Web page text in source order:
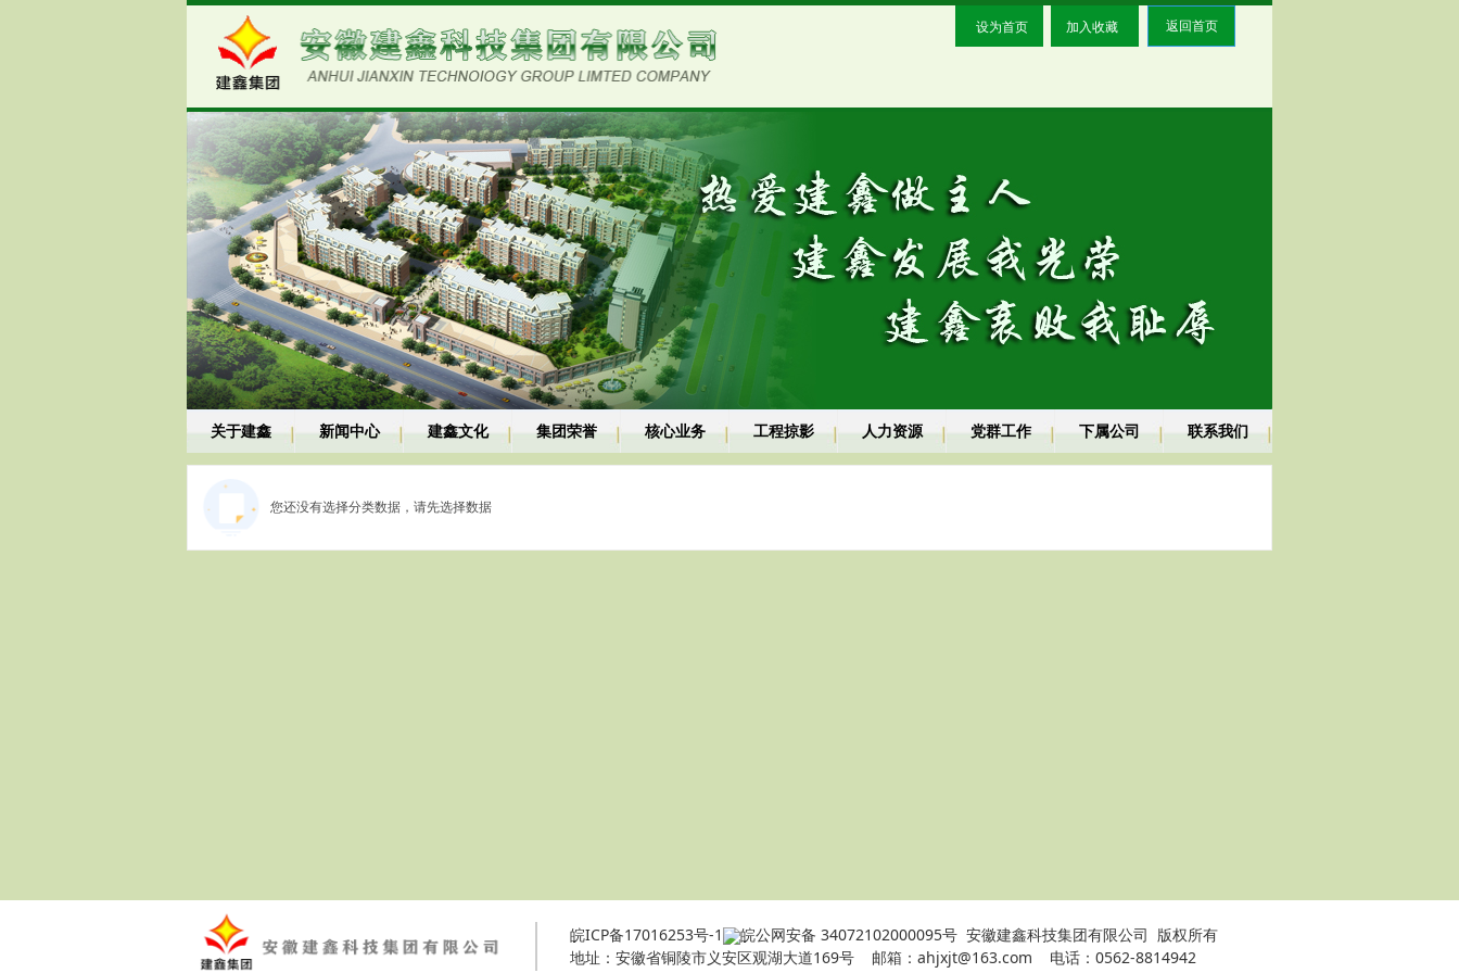
返回首页
设为首页 加入收藏
关于建鑫 新闻中心 建鑫文化 集团荣誉 核心业务 工程掠影 人力资源 党群工作 下属公司 联系我们
您还没有选择分类数据，请先选择数据
皖ICP备17016253号-1 皖公网安备 34072102000095号 安徽建鑫科技集团有限公司 版权所有
地址：安徽省铜陵市义安区观湖大道169号 邮箱：ahjxjt@163.com 电话：0562-8814942